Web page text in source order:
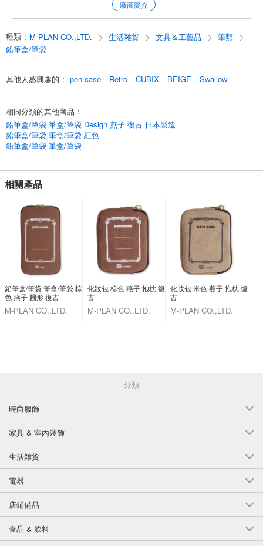
也可作為智慧型手機電池、電纜等的小工具箱使用。
*在主體的背面有一個口袋
燕子x CUBIX筆盒圓形拉鏈有四種顏色：海軍，米色，灰色和摩卡棕色。
[2022年春季][新復古][新年]
English
廠商簡介
種類 : M-PLAN CO.,LTD. 生活雜貨 文具＆工藝品
筆類
鉛筆盒/筆袋
其他人感興趣的 : pen case Retro CUBIX BEIGE Swallow
相同分類的其他商品 :
鉛筆盒/筆袋 筆盒/筆袋 Design 燕子 復古 日本製造
鉛筆盒/筆袋 筆盒/筆袋 紅色
鉛筆盒/筆袋 筆盒/筆袋
相關產品
鉛筆盒/筆袋 筆盒/筆袋 棕
色 燕子 圓形 復古
M-PLAN CO.,LTD.
化妝包 棕色 燕子 抱枕 復
古
M-PLAN CO.,LTD.
化妝包 米色 燕子 抱枕 復
古
M-PLAN CO.,LTD.
分類
時尚服飾
家具 & 室內裝飾
生活雜貨
電器
店鋪備品
食品 & 飲料